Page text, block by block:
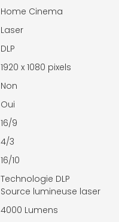
Home Cinema
Laser
DLP
1920 x 1080 pixels
Non
Oui
16/9
4/3
16/10
Technologie DLP
Source lumineuse laser
4000 Lumens